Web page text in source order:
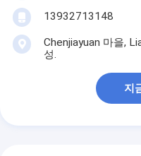
13932713148
Chenjiayuan 마을,
성.
지